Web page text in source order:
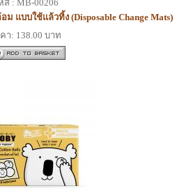
ส : MB-00206
แบบใช้แล้วทิ้ง (Disposable Change Mats)
า: 138.00 บาท